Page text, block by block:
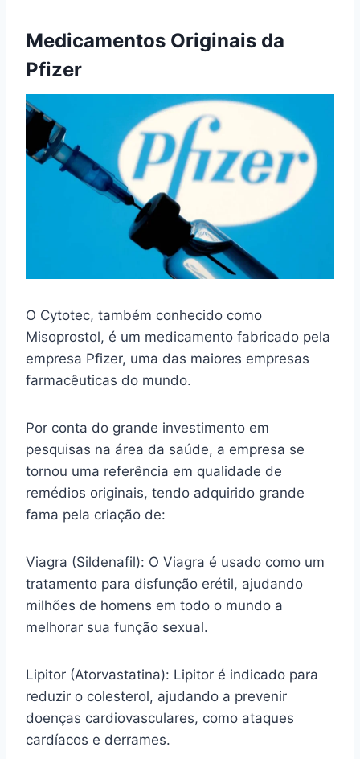
Medicamentos Originais da
Pfizer
O Cytotec, também conhecido como
Misoprostol, é um medicamento fabricado pela
empresa Pfizer, uma das maiores empresas
farmacêuticas do mundo.
Por conta do grande investimento em
pesquisas na área da saúde, a empresa se
tornou uma referência em qualidade de
remédios originais, tendo adquirido grande
fama pela criação de:
Viagra (Sildenafil): O Viagra é usado como um
tratamento para disfunção erétil, ajudando
milhões de homens em todo o mundo a
melhorar sua função sexual.
Lipitor (Atorvastatina): Lipitor é indicado para
reduzir o colesterol, ajudando a prevenir
doenças cardiovasculares, como ataques
cardíacos e derrames.